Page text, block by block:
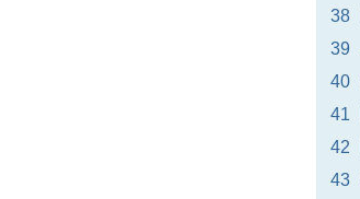
38
39
40
41
42
43